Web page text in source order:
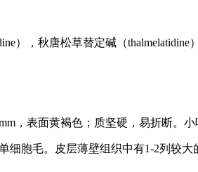
），秋唐松草替定碱（
，表面黄褐色；质坚硬，易折断。
细胞毛。皮层薄壁组织中有1-2列较